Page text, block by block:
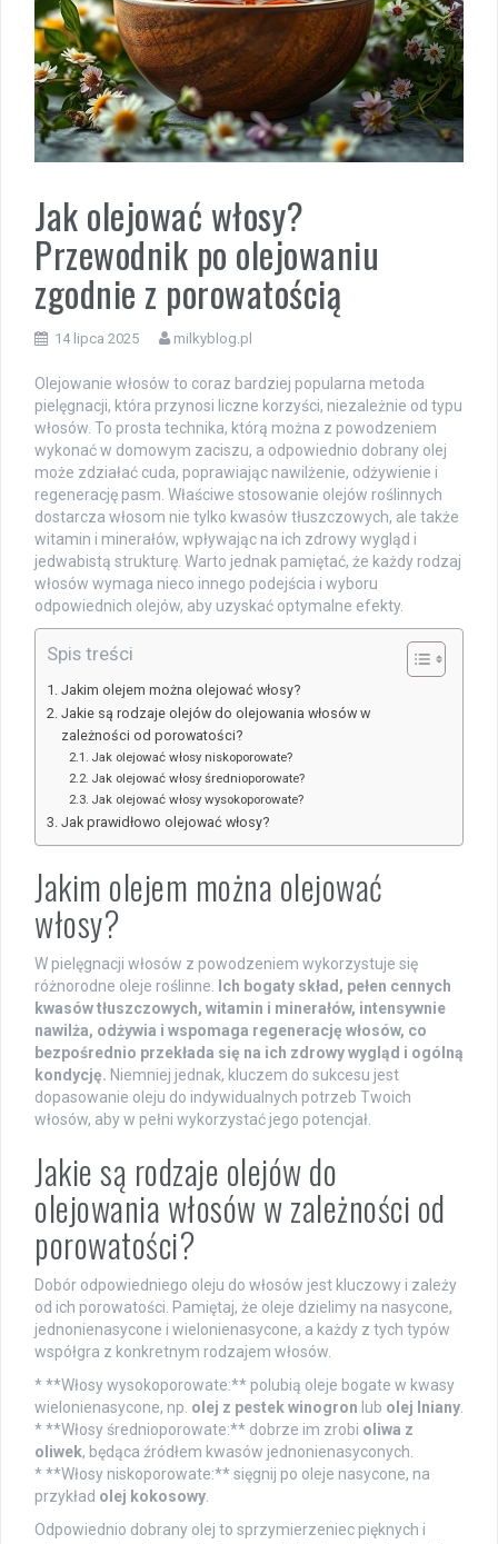
Jak olejować włosy?
Przewodnik po olejowaniu
zgodnie z porowatością
14 lipca 2025 milkyblog.pl
Olejowanie włosów to coraz bardziej popularna metoda
pielęgnacji, która przynosi liczne korzyści, niezależnie od typu
włosów. To prosta technika, którą można z powodzeniem
wykonać w domowym zaciszu, a odpowiednio dobrany olej
może zdziałać cuda, poprawiając nawilżenie, odżywienie i
regenerację pasm. Właściwe stosowanie olejów roślinnych
dostarcza włosom nie tylko kwasów tłuszczowych, ale także
witamin i minerałów, wpływając na ich zdrowy wygląd i
jedwabistą strukturę. Warto jednak pamiętać, że każdy rodzaj
włosów wymaga nieco innego podejścia i wyboru
odpowiednich olejów, aby uzyskać optymalne efekty.
Spis treści
Jakim olejem można olejować włosy?
Jakie są rodzaje olejów do olejowania włosów w
zależności od porowatości?
Jak olejować włosy niskoporowate?
Jak olejować włosy średnioporowate?
Jak olejować włosy wysokoporowate?
Jak prawidłowo olejować włosy?
Jakim olejem można olejować
włosy?
W pielęgnacji włosów z powodzeniem wykorzystuje się
różnorodne oleje roślinne.
Ich bogaty skład, pełen cennych
kwasów tłuszczowych, witamin i minerałów, intensywnie
nawilża, odżywia i wspomaga regenerację włosów, co
bezpośrednio przekłada się na ich zdrowy wygląd i ogólną
kondycję. Niemniej jednak, kluczem do sukcesu jest
dopasowanie oleju do indywidualnych potrzeb Twoich
włosów, aby w pełni wykorzystać jego potencjał.
Jakie są rodzaje olejów do
olejowania włosów w zależności od
porowatości?
Dobór odpowiedniego oleju do włosów jest kluczowy i zależy
od ich porowatości. Pamiętaj, że oleje dzielimy na nasycone,
jednonienasycone i wielonienasycone, a każdy z tych typów
współgra z konkretnym rodzajem włosów.
* **Włosy wysokoporowate:** polubią oleje bogate w kwasy
wielonienasycone, np. olej z pestek winogron lub olej lniany
* **Włosy średnioporowate:** dobrze im zrobi oliwa z
oliwek, będąca źródłem kwasów jednonienasyconych.
* **Włosy niskoporowate:** sięgnij po oleje nasycone, na
przykład olej kokosowy
Odpowiednio dobrany olej to sprzymierzeniec pięknych i